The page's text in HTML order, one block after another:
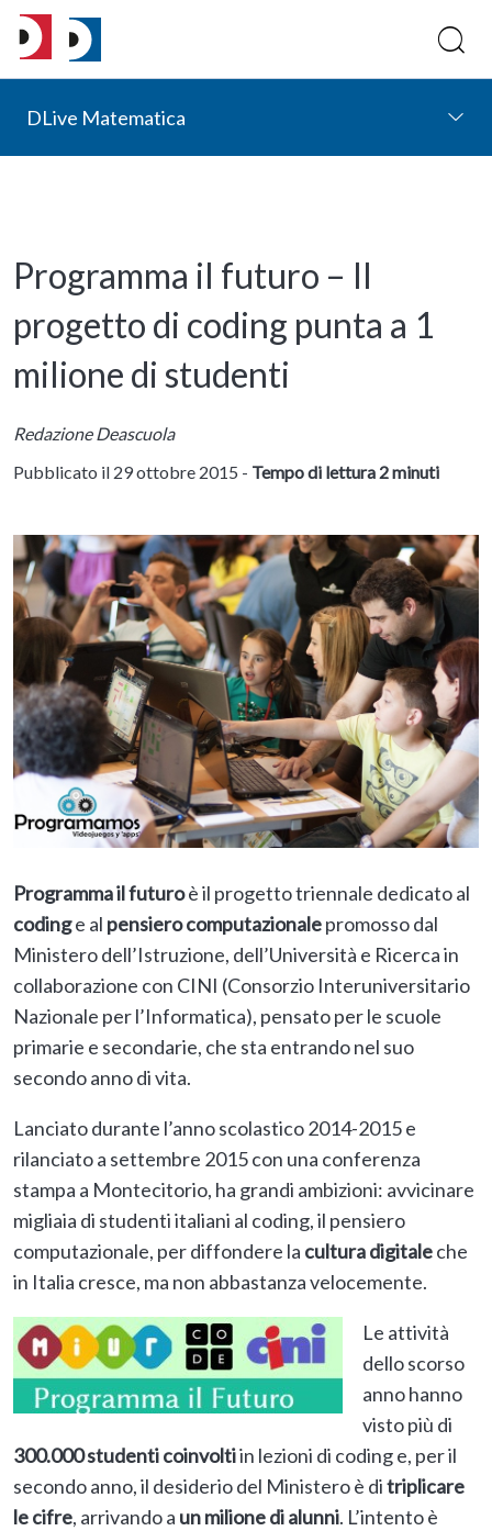
DLive Matematica
Programma il futuro – Il
progetto di coding punta a 1
milione di studenti
Redazione Deascuola
Pubblicato il 29 ottobre 2015 - Tempo di lettura 2 minuti
Programma il futuroè il progetto triennale dedicato al
codinge al pensiero computazionalepromosso dal
Ministero dell’Istruzione, dell’Università e Ricerca in
collaborazione con CINI (Consorzio Interuniversitario
Nazionale per l’Informatica), pensato per le scuole
primarie e secondarie, che sta entrando nel suo
secondo anno di vita.
Lanciato durante l’anno scolastico 2014-2015 e
rilanciato a settembre 2015 con una conferenza
stampa a Montecitorio, ha grandi ambizioni: avvicinare
migliaia di studenti italiani al coding, il pensiero
computazionale, per diffondere la cultura digitaleche
in Italia cresce, ma non abbastanza velocemente.
Le attività
dello scorso
anno hanno
visto più di
300.000 studenticoinvoltiin lezioni di coding e, per il
secondo anno, il desiderio del Ministero è ditriplicare
le cifre, arrivando a un milione di alunni. L’intento è